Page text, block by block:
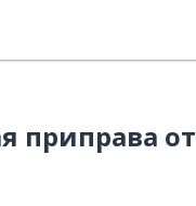
приправа от